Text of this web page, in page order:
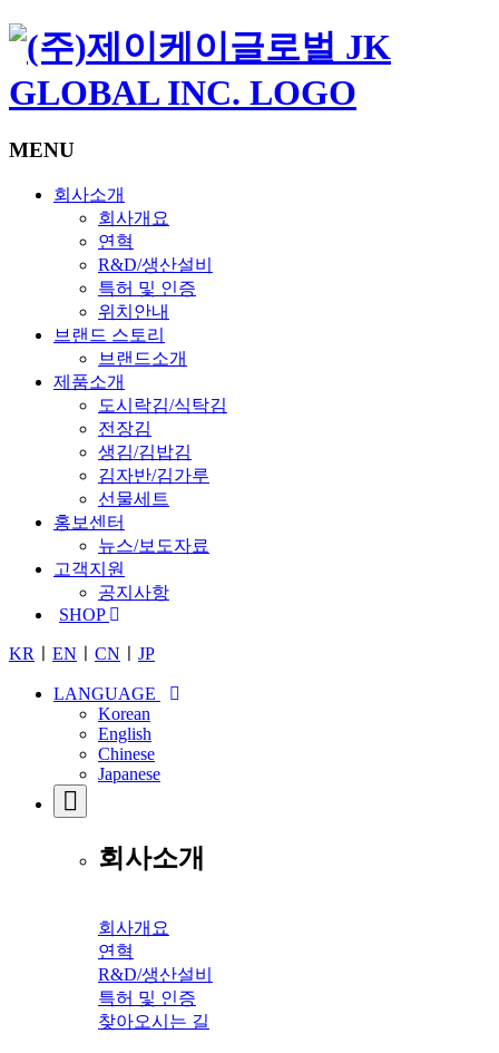
MENU
회사소개
회사개요
연혁
R&D/생산설비
특허 및 인증
위치안내
브랜드 스토리
브랜드소개
제품소개
도시락김/식탁김
전장김
생김/김밥김
김자반/김가루
선물세트
홍보센터
뉴스/보도자료
고객지원
공지사항
SHOP
KR EN CN JP
LANGUAGE
Korean
English
Chinese
Japanese
회사소개
회사개요
연혁
R&D/생산설비
특허 및 인증
찾아오시는 길